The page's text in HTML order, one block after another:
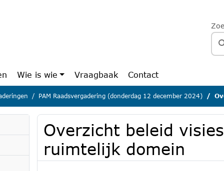
Wie is wie Vraagbaak Contact
PAM Raadsvergadering (donderdag 12 december 2024)
Overzicht beleid
ruimtelijk domein